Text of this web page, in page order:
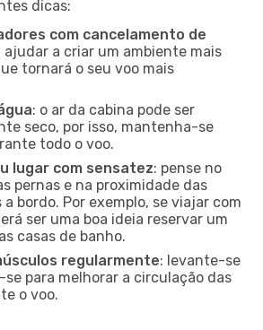
dicas:
com cancelamento de
ajudar a criar um ambiente mais
tornará o seu voo mais
: o ar da cabina pode ser
seco, por isso, mantenha-se
todo o voo.
lugar com sensatez: pense no
pernas e na proximidade das
bordo. Por exemplo, se viajar com
ser uma boa ideia reservar um
casas de banho.
regularmente: levante-se
para melhorar a circulação das
o voo.